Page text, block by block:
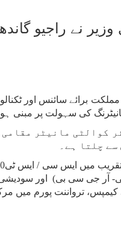
نے راجیو
برائے سائنس اور
مانیٹرنگ کی سہولت پر مبنی
کوالٹی مانیٹر
چلتا ہے۔
آر جی سی بی) اور سودیشی
کیمپس، ترواننت پورم میں